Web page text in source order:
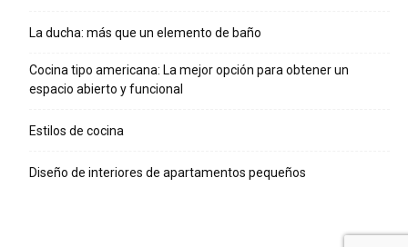
La ducha: más que un elemento de baño
Cocina tipo americana: La mejor opción para obtener un
espacio abierto y funcional
Estilos de cocina
Diseño de interiores de apartamentos pequeños